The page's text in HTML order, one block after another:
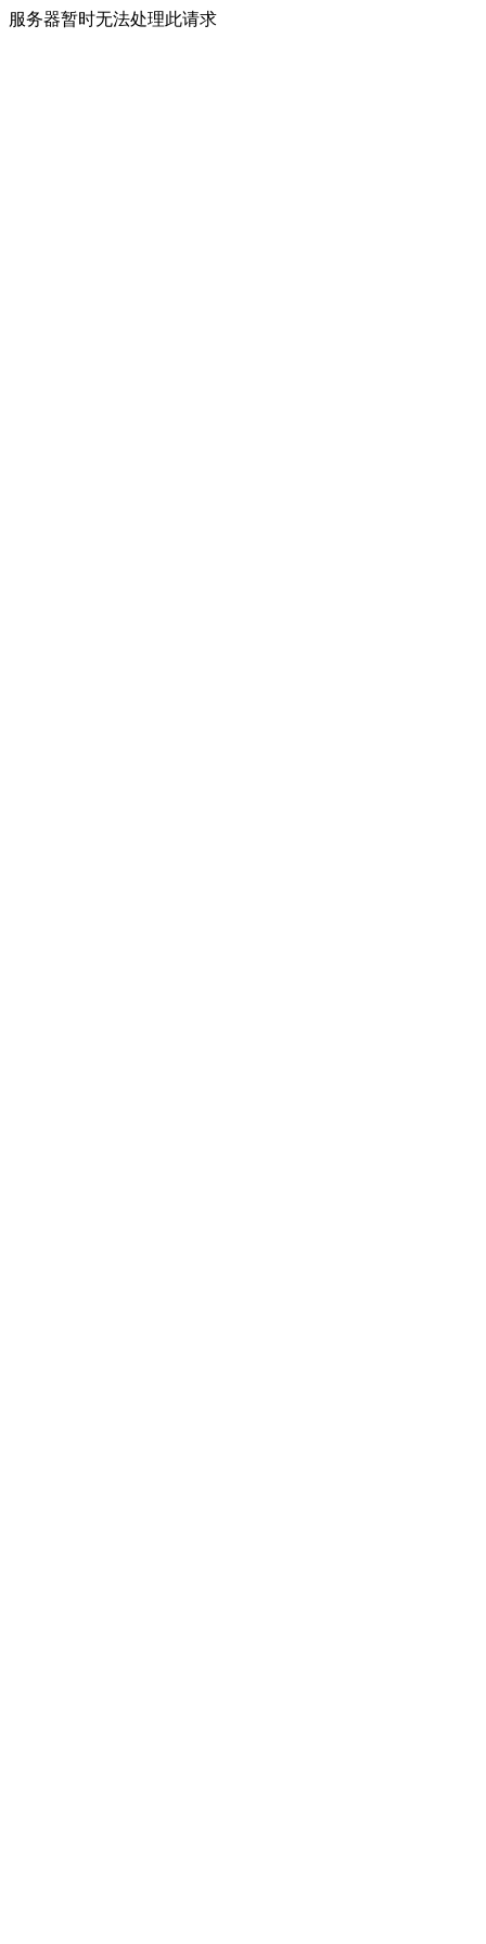
服务器暂时无法处理此请求